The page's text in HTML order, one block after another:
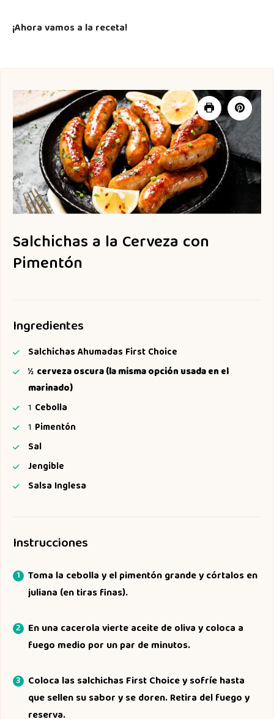
¡Ahora vamos a la receta!
Salchichas a la Cerveza con
Pimentón
Ingredientes
Salchichas Ahumadas First Choice
½ cerveza oscura (la misma opción usada en el
marinado)
1 Cebolla
1 Pimentón
Sal
Jengible
Salsa Inglesa
Instrucciones
Toma la cebolla y el pimentón grande y córtalos en
juliana (en tiras finas).
En una cacerola vierte aceite de oliva y coloca a
fuego medio por un par de minutos.
Coloca las salchichas First Choice y sofríe hasta
que sellen su sabor y se doren. Retira del fuego y